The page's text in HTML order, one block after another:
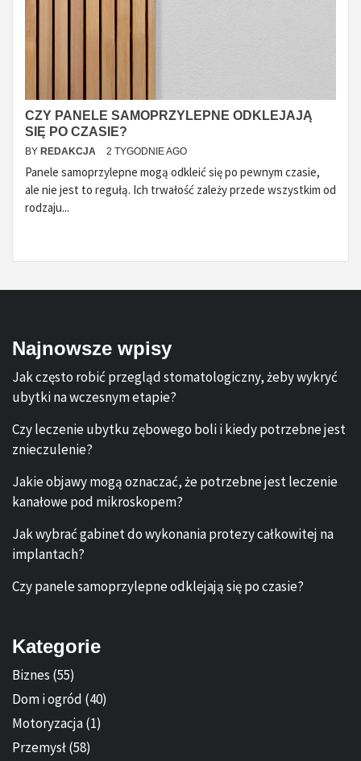
CZY PANELE SAMOPRZYLEPNE ODKLEJAJĄ
SIĘ PO CZASIE?
BY REDAKCJA 2 TYGODNIE AGO
Panele samoprzylepne mogą odkleić się po pewnym czasie,
ale nie jest to regułą. Ich trwałość zależy przede wszystkim od
rodzaju...
Najnowsze wpisy
Jak często robić przegląd stomatologiczny, żeby wykryć
ubytki na wczesnym etapie?
Czy leczenie ubytku zębowego boli i kiedy potrzebne jest
znieczulenie?
Jakie objawy mogą oznaczać, że potrzebne jest leczenie
kanałowe pod mikroskopem?
Jak wybrać gabinet do wykonania protezy całkowitej na
implantach?
Czy panele samoprzylepne odklejają się po czasie?
Kategorie
Biznes (55)
Dom i ogród (40)
Motoryzacja(1)
Przemysł(58)